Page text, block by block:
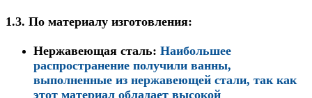
1.3. По материалу изготовления:
Нержавеющая сталь: Наибольшее
распространение получили ванны,
выполненные из нержавеющей стали, так как
этот материал обладает высокой